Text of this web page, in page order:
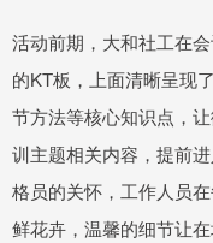
活动前期，大和社工在
的KT板，上面清晰呈现
节方法等核心知识点，
训主题相关内容，提前
格员的关怀，工作人员
鲜花卉，温馨的细节让